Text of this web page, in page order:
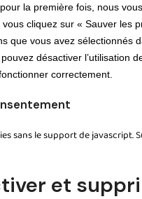
la première fois, nous
cliquez sur « Sauver les
que vous avez sélectionnés
désactiver l’utilisation
correctement.
sans le support de javascript.
et